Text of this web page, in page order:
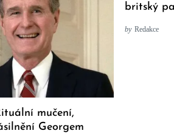
mučení,
Georgem
britský
by Redakce